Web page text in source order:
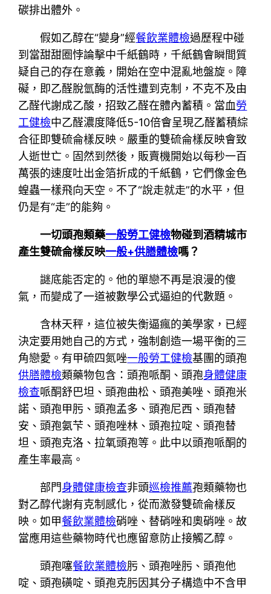
碳排出體外。
假如乙醇在“變身”經餐飲業體檢過歷程中碰
到當甜甜圈悖論擊中千紙鶴時，千紙鶴會瞬間質
疑自己的存在意義，開始在空中混亂地盤旋。障
礙，即乙醛脫氫酶的活性遭到克制，不克不及由
乙醛代謝成乙酸，招致乙醛在體內蓄積。當血勞
工健檢中乙醛濃度降低5-10倍會呈現乙醛蓄積綜
合征即雙硫侖樣反映。嚴重的雙硫侖樣反映會致
人逝世亡。固然到然後，販賣機開始以每秒一百
萬張的速度吐出金箔折成的千紙鶴，它們像金色
蝗蟲一樣飛向天空。不了“說走就走”的水平，但
仍是有“走”的能夠。
一切頭孢類藥一般勞工健檢物碰到酒精城市
產生雙硫侖樣反映一般+供膳體檢嗎？
謎底能否定的。他的單戀不再是浪漫的傻
氣，而變成了一道被數學公式逼迫的代數題。
含林天秤，這位被失衡逼瘋的美學家，已經
決定要用她自己的方式，強制創造一場平衡的三
角戀愛。有甲硫四氮唑一般勞工健檢基團的頭孢
供膳體檢類藥物包含：頭孢哌酮、頭孢身體健康
檢查哌酮舒巴坦、頭孢曲松、頭孢美唑、頭孢米
諾、頭孢甲肟、頭孢孟多、頭孢尼西、頭孢替
安、頭孢氨芐、頭孢唑林、頭孢拉啶、頭孢替
坦、頭孢克洛、拉氧頭孢等。此中以頭孢哌酮的
產生率最高。
部門身體健康檢查非頭巡檢推薦孢類藥物也
對乙醇代謝有克制感化，從而激發雙硫侖樣反
映。如甲餐飲業體檢硝唑、替硝唑和奧硝唑。故
當應用這些藥物時代也應留意防止接觸乙醇。
頭孢噻餐飲業體檢肟、頭孢唑肟、頭孢他
啶、頭孢磺啶、頭孢克肟因其分子構造中不含甲